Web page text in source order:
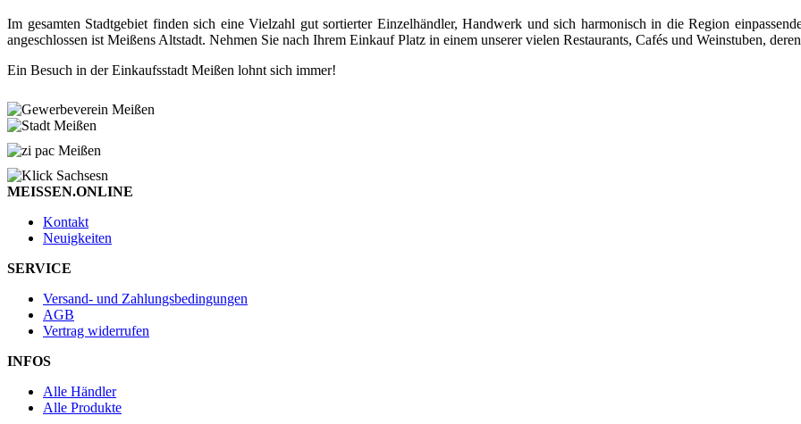
Im gesamten Stadtgebiet finden sich eine Vielzahl gut sortierter Einzelhändler, Handwerk und sich harmonisch in die Region
angeschlossen ist Meißens Altstadt. Nehmen Sie nach Ihrem Einkauf Platz in einem unserer vielen Restaurants, Cafés und Weinstuben,
Ein Besuch in der Einkaufsstadt Meißen lohnt sich immer!
MEISSEN.ONLINE
Kontakt
Neuigkeiten
SERVICE
Versand- und Zahlungsbedingungen
AGB
Vertrag widerrufen
INFOS
Alle Händler
Alle Produkte